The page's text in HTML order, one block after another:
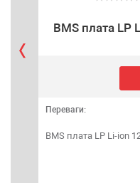
BMS плата LP
Переваги:
BMS плата LP Li-ion